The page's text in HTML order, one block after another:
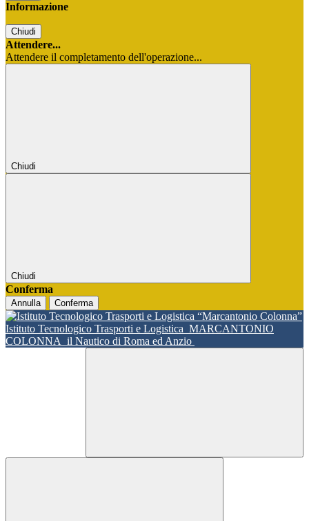
Informazione
Chiudi
Attendere...
Attendere il completamento dell'operazione...
Chiudi
Chiudi
Conferma
Annulla Conferma
Istituto Tecnologico Trasporti e Logistica MARCANTONIO
COLONNA il Nautico di Roma ed Anzio